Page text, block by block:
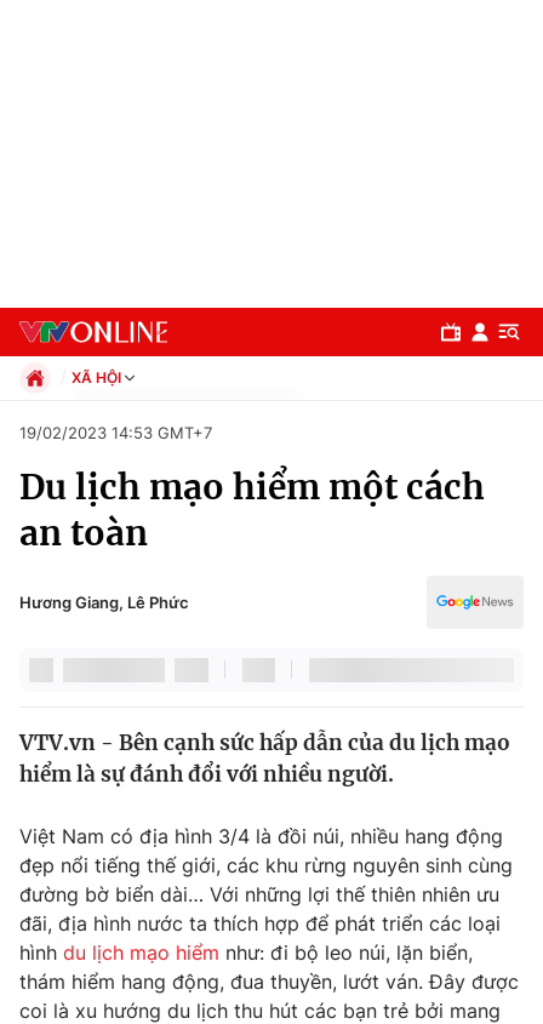
Chuyên mục
Chính trị
Xã hội
Pháp luật
Y tế
Thế giới
Tin tức
Thế giới đó đây
Câu chuyện quốc tế
Kinh tế
Tài chính
Thị trường
Dữ liệu và đời sống
XÃ HỘI
Xã hội
Pháp luật
Kinh tế
Thể thao
Văn hóa - Giải trí
Đời sống
Giáo dục
19/02/2023 14:53 GMT+7
Du lịch mạo hiểm một cách
an toàn
Hương Giang, Lê Phức
VTV.vn - Bên cạnh sức hấp dẫn của du lịch mạo
hiểm là sự đánh đổi với nhiều người.
Việt Nam có địa hình 3/4 là đồi núi, nhiều hang động
đẹp nổi tiếng thế giới, các khu rừng nguyên sinh cùng
đường bờ biển dài… Với những lợi thế thiên nhiên ưu
đãi, địa hình nước ta thích hợp để phát triển các loại
hình du lịch mạo hiểm như: đi bộ leo núi, lặn biển,
thám hiểm hang động, đua thuyền, lướt ván. Đây được
coi là xu hướng du lịch thu hút các bạn trẻ bởi mang